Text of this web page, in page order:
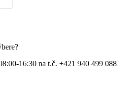
16:30 na t.č. +421 940 499 088